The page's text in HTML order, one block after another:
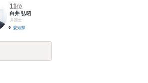
11位
白井 弘昭
弁護士
愛知県